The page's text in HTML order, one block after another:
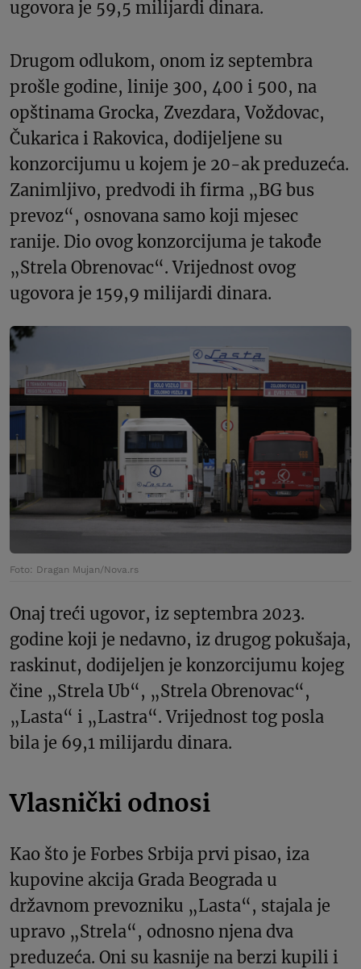
ugovora je 59,5 milijardi dinara.
Drugom odlukom, onom iz septembra
prošle godine, linije 300, 400 i 500, na
opštinama Grocka, Zvezdara, Voždovac,
Čukarica i Rakovica, dodijeljene su
konzorcijumu u kojem je 20-ak preduzeća.
Zanimljivo, predvodi ih firma „BG bus
prevoz“, osnovana samo koji mjesec
ranije. Dio ovog konzorcijuma je takođe
„Strela Obrenovac“. Vrijednost ovog
ugovora je 159,9 milijardi dinara.
Foto: Dragan Mujan/Nova.rs
Onaj treći ugovor, iz septembra 2023.
godine koji je nedavno, iz drugog pokušaja,
raskinut, dodijeljen je konzorcijumu kojeg
čine „Strela Ub“, „Strela Obrenovac“,
„Lasta“ i „Lastra“. Vrijednost tog posla
bila je 69,1 milijardu dinara.
Vlasnički odnosi
Kao što je Forbes Srbija prvi pisao, iza
kupovine akcija Grada Beograda u
državnom prevozniku „Lasta“, stajala je
upravo „Strela“, odnosno njena dva
preduzeća. Oni su kasnije na berzi kupili i